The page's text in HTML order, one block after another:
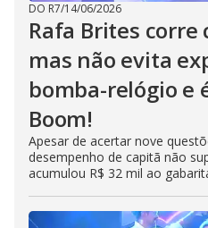
DO R7/14/06/2026
Rafa Brites
mas não evita
bomba-relógio e
Boom!
Apesar de acertar nove
desempenho de capitã não
acumulou R$ 32 mil ao